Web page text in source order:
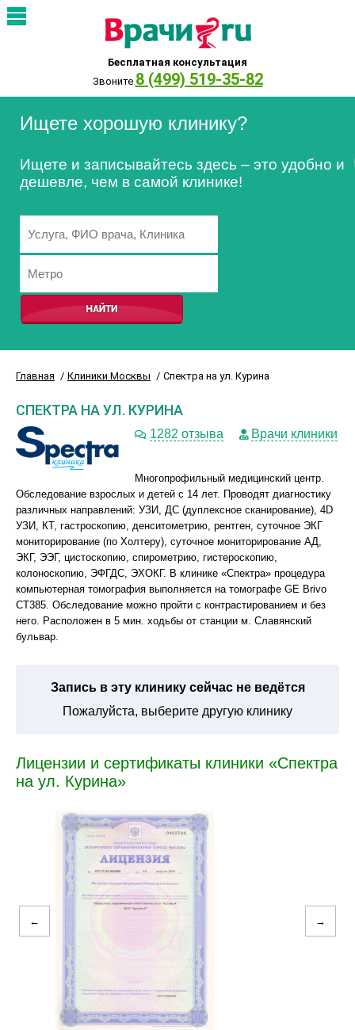
Бесплатная консультация
Звоните 8 (499) 519-35-82
Ищете хорошую клинику?
Ищете и записывайтесь здесь – это удобно и
дешевле, чем в самой клинике!
Главная Клиники Москвы Спектра на ул. Курина
СПЕКТРА НА УЛ. КУРИНА
1282 отзыва Врачи клиники
Многопрофильный медицинский центр.
Обследование взрослых и детей с 14 лет. Проводят диагностику
различных направлений: УЗИ, ДС (дуплексное сканирование), 4D
УЗИ, КТ, гастроскопию, денситометрию, рентген, суточное ЭКГ
мониторирование (по Холтеру), суточное мониторирование АД,
ЭКГ, ЭЭГ, цистоскопию, спирометрию, гистероскопию,
колоноскопию, ЭФГДС, ЭХОКГ. В клинике «Спектра» процедура
компьютерная томография выполняется на томографе GE Brivo
CT385. Обследование можно пройти с контрастированием и без
него. Расположен в 5 мин. ходьбы от станции м. Славянский
бульвар.
Запись в эту клинику сейчас не ведётся
Пожалуйста, выберите другую клинику
Лицензии и сертификаты клиники «Спектра
на ул. Курина»
← →